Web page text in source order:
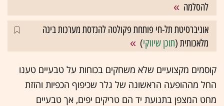
להסלמה
אוניברסיטת תל-חי פותחת פקולטה להנדסת מערכות בינה
מלאכותית (תוכן שיווקי)
קוסמים מקצועיים שלא משחקים בכוחות על טבעיים טענו
החל מההופעה הראשונה של גלר שכיפוף הכפיות והזזת
מחט המצפן בתנועת יד הם טריקים יפים, אך טבעיים